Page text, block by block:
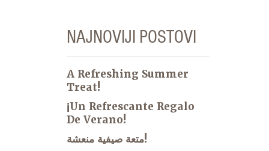
NAJNOVIJI POSTOVI
A Refreshing Summer
Treat!
¡Un Refrescante Regalo
De Verano!
متعة صيفية منعشة!